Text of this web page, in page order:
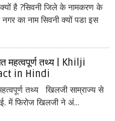
है ?सिवनी जिले के नामकरण के
का नाम सिवनी क्यों पडा इस
महत्वपूर्ण तथ्य | Khilji
in Hindi
तथ्य खिलजी साम्राज्य से
में फिरोज खिलजी ने अं...